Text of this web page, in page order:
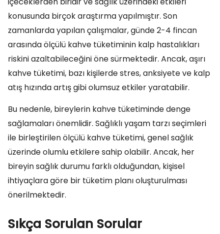
konusunda birçok araştırma yapılmıştır. Son
zamanlarda yapılan çalışmalar, günde 2-4 fincan
arasında ölçülü kahve tüketiminin kalp hastalıkları
riskini azaltabileceğini öne sürmektedir. Ancak, aşırı
kahve tüketimi, bazı kişilerde stres, anksiyete ve kalp
atış hızında artış gibi olumsuz etkiler yaratabilir.
Bu nedenle, bireylerin kahve tüketiminde denge
sağlamaları önemlidir. Sağlıklı yaşam tarzı seçimleri
ile birleştirilen ölçülü kahve tüketimi, genel sağlık
üzerinde olumlu etkilere sahip olabilir. Ancak, her
bireyin sağlık durumu farklı olduğundan, kişisel
ihtiyaçlara göre bir tüketim planı oluşturulması
önerilmektedir.
Sıkça Sorulan Sorular